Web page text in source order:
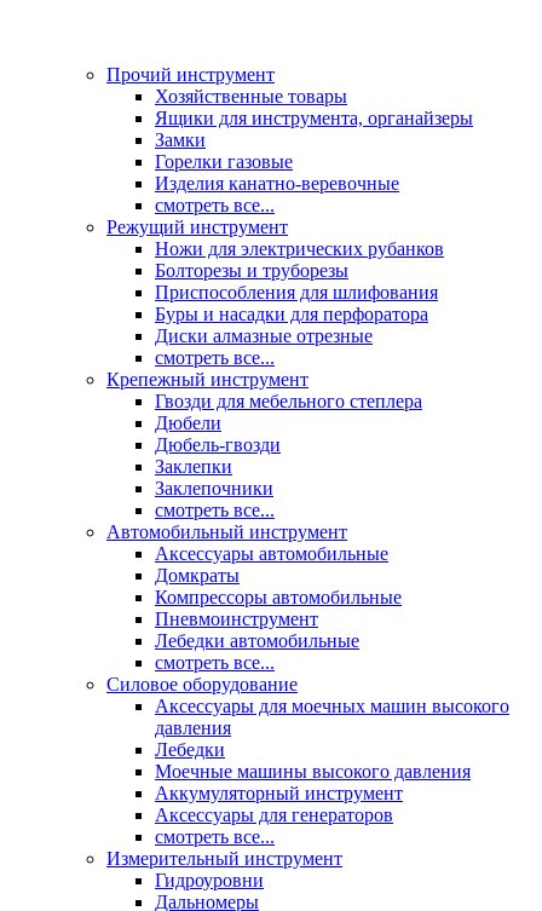
Прочий инструмент
Хозяйственные товары
Ящики для инструмента, органайзеры
Замки
Горелки газовые
Изделия канатно-веревочные
смотреть все...
Режущий инструмент
Ножи для электрических рубанков
Болторезы и труборезы
Приспособления для шлифования
Буры и насадки для перфоратора
Диски алмазные отрезные
смотреть все...
Крепежный инструмент
Гвозди для мебельного степлера
Дюбели
Дюбель-гвозди
Заклепки
Заклепочники
смотреть все...
Автомобильный инструмент
Аксессуары автомобильные
Домкраты
Компрессоры автомобильные
Пневмоинструмент
Лебедки автомобильные
смотреть все...
Силовое оборудование
Аксессуары для моечных машин высокого
давления
Лебедки
Моечные машины высокого давления
Аккумуляторный инструмент
Аксессуары для генераторов
смотреть все...
Измерительный инструмент
Гидроуровни
Дальномеры